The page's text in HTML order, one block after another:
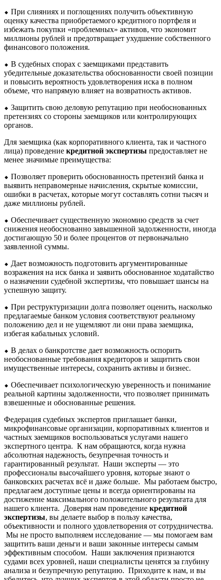
⬥ При слияниях и поглощениях получить объективную
оценку качества приобретаемого кредитного портфеля и
избежать покупки «проблемных» активов, что экономит
миллионы рублей и предотвращает ухудшение собственного
финансового положения.
⬥ В судебных спорах с заемщиками представить
убедительные доказательства обоснованности своей позиции
и повысить вероятность удовлетворения иска в полном
объеме, что напрямую влияет на возвратность активов.
⬥ Защитить свою деловую репутацию при необоснованных
претензиях со стороны заемщиков или контролирующих
органов.
Для заемщика (как корпоративного клиента, так и частного
лица) проведение кредитной экспертизы предоставляет не
менее значимые преимущества:
⬥ Позволяет проверить обоснованность претензий банка и
выявить неправомерные начисления, скрытые комиссии,
ошибки в расчетах, которые могут составлять сотни тысяч и
даже миллионы рублей.
⬥ Обеспечивает существенную экономию средств за счет
снижения необоснованно завышенной задолженности, иногда
достигающую 50 и более процентов от первоначально
заявленной суммы.
⬥ Дает возможность подготовить аргументированные
возражения на иск банка и заявить обоснованное ходатайство
о назначении судебной экспертизы, что повышает шансы на
успешную защиту.
⬥ При реструктуризации долга позволяет оценить, насколько
предлагаемые банком условия соответствуют реальному
положению дел и не ущемляют ли они права заемщика,
избегая кабальных условий.
⬥ В делах о банкротстве дает возможность оспорить
необоснованные требования кредиторов и защитить свои
имущественные интересы, сохранить активы и бизнес.
⬥ Обеспечивает психологическую уверенность и понимание
реальной картины задолженности, что позволяет принимать
взвешенные и обоснованные решения.
Федерация судебных экспертов приглашает банки,
микрофинансовые организации, корпоративных клиентов и
частных заемщиков воспользоваться услугами нашего
экспертного центра. К нам обращаются, когда нужна
абсолютная надежность, безупречная точность и
гарантированный результат. Наши эксперты — это
профессионалы высочайшего уровня, которые знают о
банковских расчетах всё и даже больше. Мы работаем быстро,
предлагаем доступные цены и всегда ориентированы на
достижение максимального положительного результата для
нашего клиента. Доверяя нам проведение кредитной
экспертизы, вы делаете выбор в пользу качества,
объективности и полного удовлетворения от сотрудничества.
Мы не просто выполняем исследование — мы помогаем вам
защитить ваши деньги и ваши законные интересы самым
эффективным способом. Наши заключения признаются
судами всех уровней, наши специалисты ценятся за глубину
анализа и безупречную репутацию. Приходите к нам, и вы